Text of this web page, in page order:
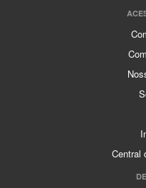
Central